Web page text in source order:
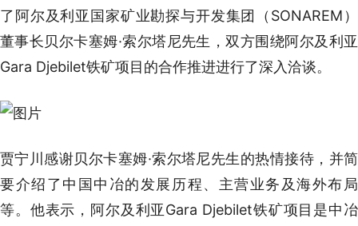
了阿尔及利亚国家矿业勘探与开发集团（SONAREM）
董事长贝尔卡塞姆·索尔塔尼先生，双方围绕阿尔及利亚
Gara Djebilet铁矿项目的合作推进进行了深入洽谈。
贾宁川感谢贝尔卡塞姆·索尔塔尼先生的热情接待，并简
要介绍了中国中冶的发展历程、主营业务及海外布局
等。他表示，阿尔及利亚Gara Djebilet铁矿项目是中冶